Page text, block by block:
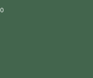
0